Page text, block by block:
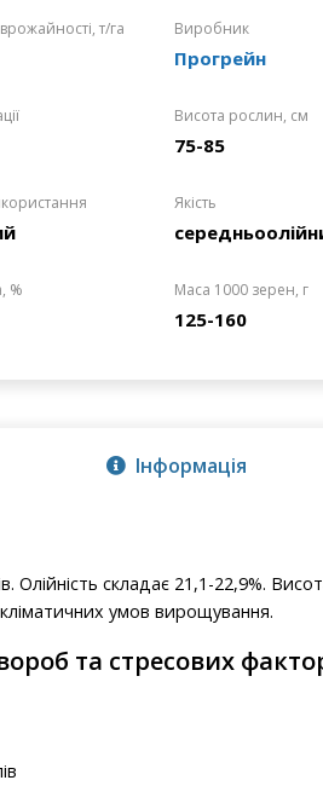
т/га Виробник
Прогрейн
Висота рослин, см
75-85
Якість
% Маса 1000 зерен, г
125-160
Інформація
Олійність складає 21,1-22,9%.
умов вирощування.
та стресових